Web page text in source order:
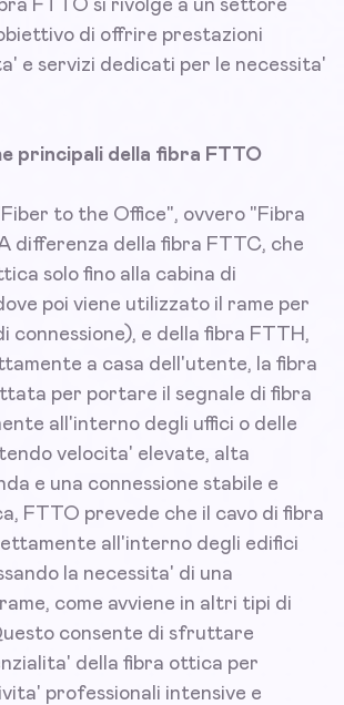
FTTO si rivolge a un settore
di offrire prestazioni
e servizi dedicati per le necessita'
principali della fibra FTTO
to the Office", ovvero "Fibra
differenza della fibra FTTC, che
solo fino alla cabina di
poi viene utilizzato il rame per
connessione), e della fibra FTTH,
a casa dell'utente, la fibra
per portare il segnale di fibra
all'interno degli uffici o delle
velocita' elevate, alta
e una connessione stabile e
FTTO prevede che il cavo di fibra
all'interno degli edifici
la necessita' di una
come avviene in altri tipi di
consente di sfruttare
della fibra ottica per
professionali intensive e